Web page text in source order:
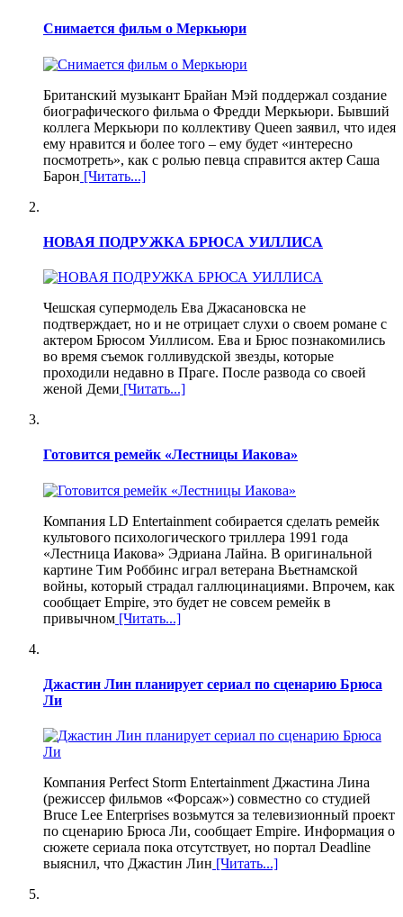
Снимается фильм о Меркьюри
Британский музыкант Брайан Мэй поддержал создание
биографического фильма о Фредди Меркьюри. Бывший
коллега Меркьюри по коллективу Queen заявил, что идея
ему нравится и более того – ему будет «интересно
посмотреть», как с ролью певца справится актер Саша
Барон [Читать...]
НОВАЯ ПОДРУЖКА БРЮСА УИЛЛИСА
Чешская супермодель Ева Джасановска не
подтверждает, но и не отрицает слухи о своем романе с
актером Брюсом Уиллисом. Ева и Брюс познакомились
во время съемок голливудской звезды, которые
проходили недавно в Праге. После развода со своей
женой Деми [Читать...]
Готовится ремейк «Лестницы Иакова»
Компания LD Entertainment собирается сделать ремейк
культового психологического триллера 1991 года
«Лестница Иакова» Эдриана Лайна. В оригинальной
картине Тим Роббинс играл ветерана Вьетнамской
войны, который страдал галлюцинациями. Впрочем, как
сообщает Empire, это будет не совсем ремейк в
привычном [Читать...]
Джастин Лин планирует сериал по сценарию Брюса
Ли
Компания Perfect Storm Entertainment Джастина Лина
(режиссер фильмов «Форсаж») совместно со студией
Bruce Lee Enterprises возьмутся за телевизионный проект
по сценарию Брюса Ли, сообщает Empire. Информация о
сюжете сериала пока отсутствует, но портал Deadline
выяснил, что Джастин Лин [Читать...]